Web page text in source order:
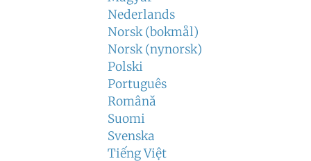
Nederlands
Norsk (bokmål)
Norsk (nynorsk)
Polski
Português
Română
Suomi
Svenska
Tiếng Việt